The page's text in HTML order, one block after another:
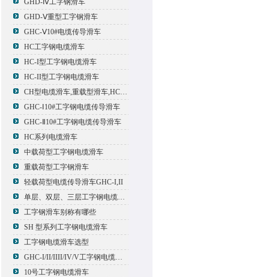
GHD-Ⅳ工字钢滑车
GHD-Ⅴ重型工字钢滑车
GHC-Ⅴ10#电缆传导滑车
HC工字钢电缆滑车
HC-I型工字钢电缆滑车
HC-II型工字钢电缆滑车
CH型电缆滑车,重载型滑车,HC型滑车
GHC-Ⅰ10#工字钢电缆传导滑车
GHC-Ⅱ10#工字钢电缆传导滑车
HC系列电缆滑车
中载荷型工字钢电缆滑车
重载荷型工字钢滑车
轻载荷型电缆传导滑车GHC-I,II
单层、双层、三层工字钢电缆传导滑车
工字钢滑车别称有哪些
SH 型系列工字钢电缆滑车
工字钢电缆滑车选型
GHC-I/II/IIII/IV/V工字钢电缆滑车
10号工字钢电缆滑车